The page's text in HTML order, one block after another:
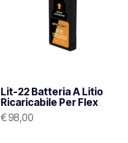
Lit-22 Batteria A Litio
Ricaricabile Per Flex
€98,00